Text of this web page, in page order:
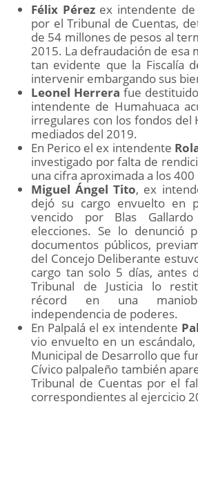
Félix Pérezex intendente de
por el Tribunal de Cuentas,
de 54 millones de pesos al
2015. La defraudación de esa
tan evidente que la Fiscalía
intervenir embargando sus
Leonel Herrera fue
intendente de Humahuaca
irregulares con los fondos del
mediados del 2019.
En Perico el ex intendente
investigado por falta de
una cifra aproximada a los
Miguel Ángel Tito, ex
dejó su cargo envuelto en
vencido por Blas
elecciones. Se lo denunció
documentos públicos,
del Concejo Deliberante
cargo tan solo 5 días, antes
Tribunal de Justicia lo
récord en una
independencia de poderes.
En Palpalá el ex intendente
vio envuelto en un
Municipal de Desarrollo que
Cívico palpaleño también
Tribunal de Cuentas por el
correspondientes al ejercicio